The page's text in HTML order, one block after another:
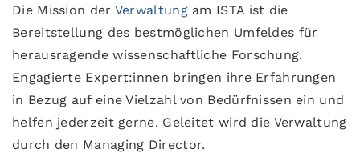
Die Mission der Verwaltungam ISTA ist die
Bereitstellung des bestmöglichen Umfeldes für
herausragende wissenschaftliche Forschung.
Engagierte Expert:innen bringen ihre Erfahrungen
in Bezug auf eine Vielzahl von Bedürfnissen ein und
helfen jederzeit gerne. Geleitet wird die Verwaltung
durch den Managing Director.